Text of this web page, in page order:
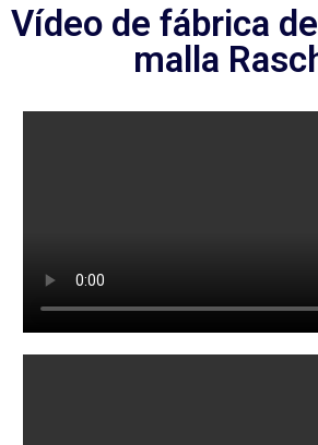
Vídeo de fábrica
malla